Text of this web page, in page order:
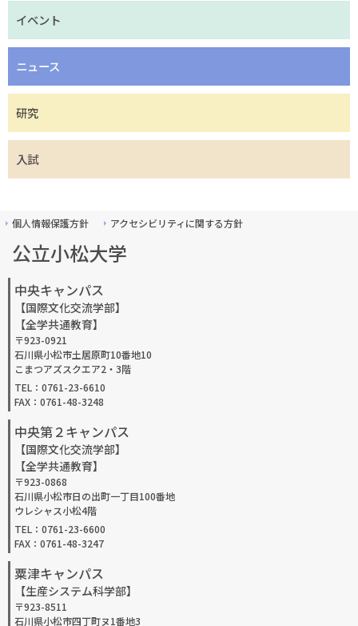
イベント
ニュース
研究
入試
個人情報保護方針 アクセシビリティに関する方針
公立小松大学
中央キャンパス
【国際文化交流学部】
【全学共通教育】
〒923-0921
石川県小松市土居原町10番地10
こまつアズスクエア2・3階
TEL：0761-23-6610
FAX：0761-48-3248
中央第２キャンパス
【国際文化交流学部】
【全学共通教育】
〒923-0868
石川県小松市日の出町一丁目100番地
ウレシャス小松4階
TEL：0761-23-6600
FAX：0761-48-3247
粟津キャンパス
【生産システム科学部】
〒923-8511
石川県小松市四丁町ヌ1番地3